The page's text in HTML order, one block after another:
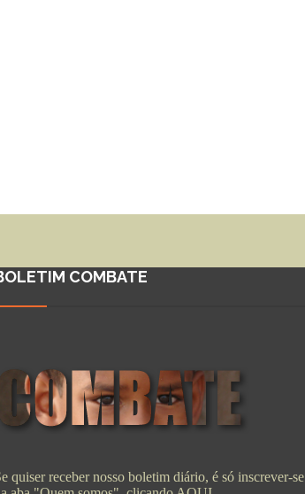
COMBATE
quiser receber nosso boletim diário, é só inscrever-se